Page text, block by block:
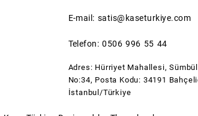
E-mail: satis@kaseturkiye.com
Telefon: 0506 996 55 44
Adres: Hürriyet Mahallesi,
No:34, Posta Kodu: 34191
İstanbul/Türkiye